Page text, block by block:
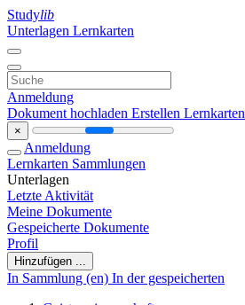
Studylib
Unterlagen Lernkarten
Anmeldung
Dokument hochladen Erstellen Lernkarten
×
Anmeldung
Lernkarten Sammlungen
Unterlagen
Letzte Aktivität
Meine Dokumente
Gespeicherte Dokumente
Profil
Hinzufügen ...
In Sammlung (en) In der gespeicherten